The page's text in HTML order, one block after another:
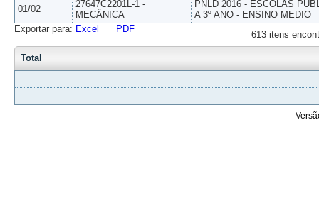
01/02
27647C2201L-1 -
MECÂNICA
PNLD 2016 - ESCOLAS
A 3º ANO - ENSINO MEDIO
613 itens
Exportar para: Excel PDF
Total